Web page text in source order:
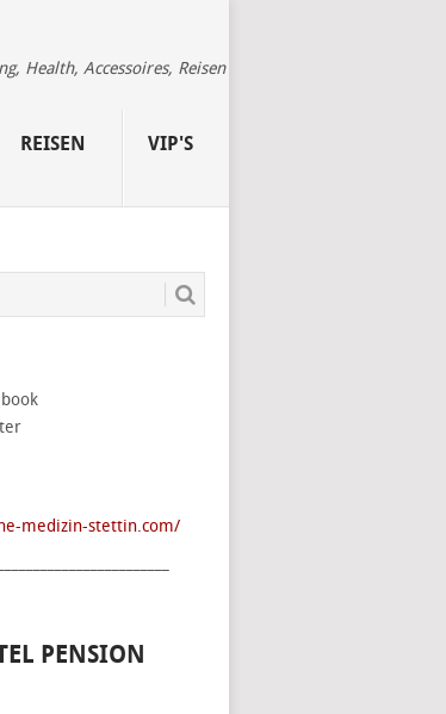
Health, Accessoires, Reisen
REISEN VIP'S
PENSION